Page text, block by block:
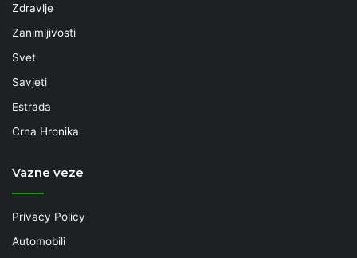
Zdravlje
Zanimljivosti
Svet
Savjeti
Estrada
Crna Hronika
Vazne veze
Privacy Policy
Automobili